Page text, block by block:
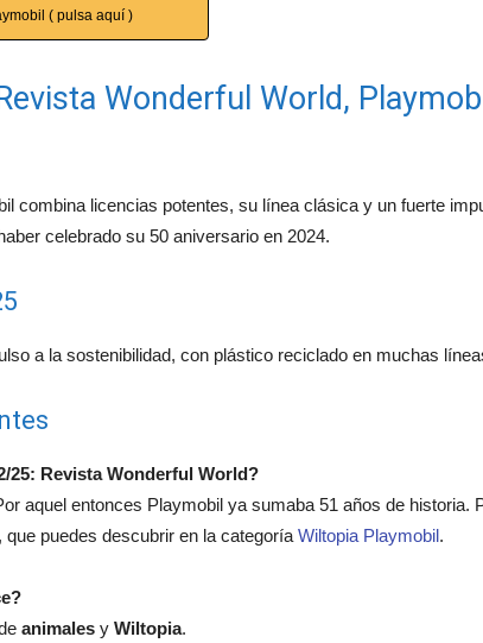
( pulsa aquí )
Wonderful World,
combina licencias potentes, su línea clásica y un fuerte
celebrado su 50 aniversario en 2024.
a la sostenibilidad, con plástico reciclado en muchas
25: Revista Wonderful World?
aquel entonces Playmobil ya sumaba 51 años de historia.
que puedes descubrir en la categoría Wiltopia Playmobil.
animales y Wiltopia.